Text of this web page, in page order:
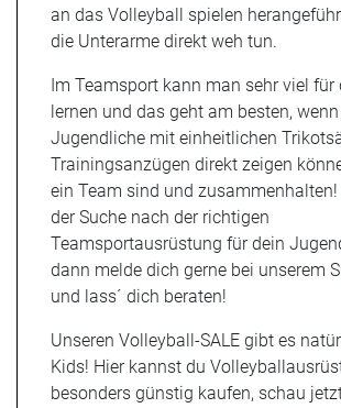
an das Volleyball spielen
die Unterarme direkt weh tun.
Im Teamsport kann man sehr viel für
lernen und das geht am besten,
Jugendliche mit einheitlichen
Trainingsanzügen direkt zeigen
ein Team sind und
der Suche nach der richtigen
Teamsportausrüstung für dein
dann melde dich gerne bei unserem
und lass´ dich beraten!
Unseren Volleyball-SALE gibt es
Kids! Hier kannst du
besonders günstig kaufen, schau